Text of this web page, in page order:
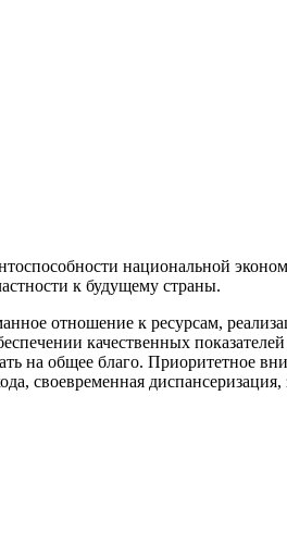
национальной
к будущему страны.
отношение к ресурсам,
качественных
на общее благо. Приоритетное
своевременная